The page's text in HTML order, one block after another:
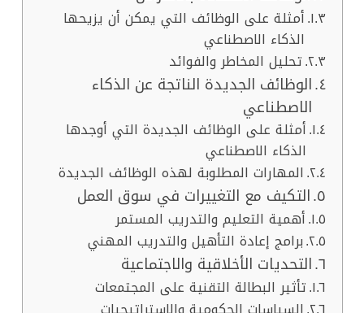
أمثلة على الوظائف التي يمكن أن يزيحها
الذكاء الاصطناعي
تحليل المخاطر والفوائد
الوظائف الجديدة الناتجة عن الذكاء
الاصطناعي
أمثلة على الوظائف الجديدة التي أوجدها
الذكاء الاصطناعي
المهارات المطلوبة لهذه الوظائف الجديدة
التكيف مع التغييرات في سوق العمل
أهمية التعليم والتدريب المستمر
برامج إعادة التأهيل والتدريب المهني
التحديات الأخلاقية والاجتماعية
تأثير البطالة التقنية على المجتمعات